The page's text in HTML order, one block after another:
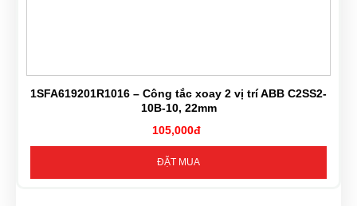
1SFA619201R1016 – Công tắc xoay 2 vị trí ABB C2SS2-
10B-10, 22mm
105,000đ
ĐẶT MUA